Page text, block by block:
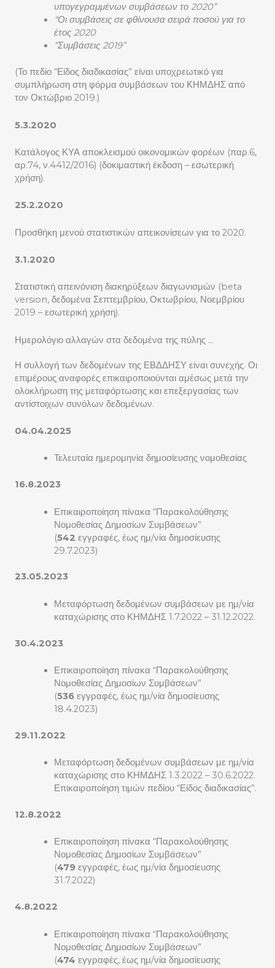
υπογεγραμμένων συμβάσεων το 2020”
“Οι συμβάσεις σε φθίνουσα σειρά ποσού για το
έτος 2020
“Συμβάσεις 2019”
(Το πεδίο “Είδος διαδικασίας” είναι υποχρεωτικό για
συμπλήρωση στη φόρμα συμβάσεων του ΚΗΜΔΗΣ από
τον Οκτώβριο 2019.)
5.3.2020
Κατάλογος ΚΥΑ αποκλεισμού οικονομικών φορέων (παρ.6,
αρ.74, ν.4412/2016) (δοκιμαστική έκδοση – εσωτερική
χρήση).
25.2.2020
Προσθήκη μενού στατιστικών απεικονίσεων για το 2020.
3.1.2020
Στατιστική απεινόνιση διακηρύξεων διαγωνισμών (beta
version, δεδομένα Σεπτεμβρίου, Οκτωβρίου, Νοεμβρίου
2019 – εσωτερική χρήση).
Ημερολόγιο αλλαγών στα δεδομένα της πύλης …
Η συλλογή των δεδομένων της ΕΒΔΔΗΣΥ είναι συνεχής. Οι
επιμέρους αναφορές επικαιροποιούνται αμέσως μετά την
ολοκλήρωση της μεταφόρτωσης και επεξεργασίας των
αντίστοιχων συνόλων δεδομένων.
04.04.2025
Τελευταία ημερομηνία δημοσίευσης νομοθεσίας
16.8.2023
Επικαιροποίηση πίνακα “Παρακολούθησης
Νομοθεσίας Δημοσίων Συμβάσεων”
(542 εγγραφές, έως ημ/νία δημοσίευσης
29.7.2023)
23.05.2023
Μεταφόρτωση δεδομένων συμβάσεων με ημ/νία
καταχώρισης στο ΚΗΜΔΗΣ 1.7.2022 – 31.12.2022.
30.4.2023
Επικαιροποίηση πίνακα “Παρακολούθησης
Νομοθεσίας Δημοσίων Συμβάσεων”
(536 εγγραφές, έως ημ/νία δημοσίευσης
18.4.2023)
29.11.2022
Μεταφόρτωση δεδομένων συμβάσεων με ημ/νία
καταχώρισης στο ΚΗΜΔΗΣ 1.3.2022 – 30.6.2022.
Επικαιροποίηση τιμών πεδίου “Είδος διαδικασίας”.
12.8.2022
Επικαιροποίηση πίνακα “Παρακολούθησης
Νομοθεσίας Δημοσίων Συμβάσεων”
(479 εγγραφές, έως ημ/νία δημοσίευσης
31.7.2022)
4.8.2022
Επικαιροποίηση πίνακα “Παρακολούθησης
Νομοθεσίας Δημοσίων Συμβάσεων”
(474 εγγραφές, έως ημ/νία δημοσίευσης